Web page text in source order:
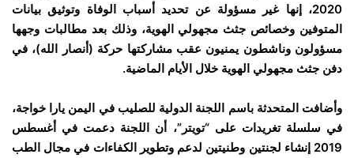
2020، إنها غير مسؤولة عن تحديد أسباب الوفاة وتوثيق بيانات
المتوفين وخصائص جثث مجهولي الهوية، وذلك بعد مطالبات وجهها
مسؤولون وناشطون يمنيون عقب مشاركتها حركة (أنصار الله)، في
دفن جثث مجهولي الهوية خلال الأيام الماضية.
وأضافت المتحدثة باسم اللجنة الدولية للصليب في اليمن يارا خواجة،
في سلسلة تغريدات على “تويتر”، أن اللجنة دعمت في أغسطس
2019 إنشاء لجنتين وطنيتين لدعم وتطوير الكفاءات في مجال الطب